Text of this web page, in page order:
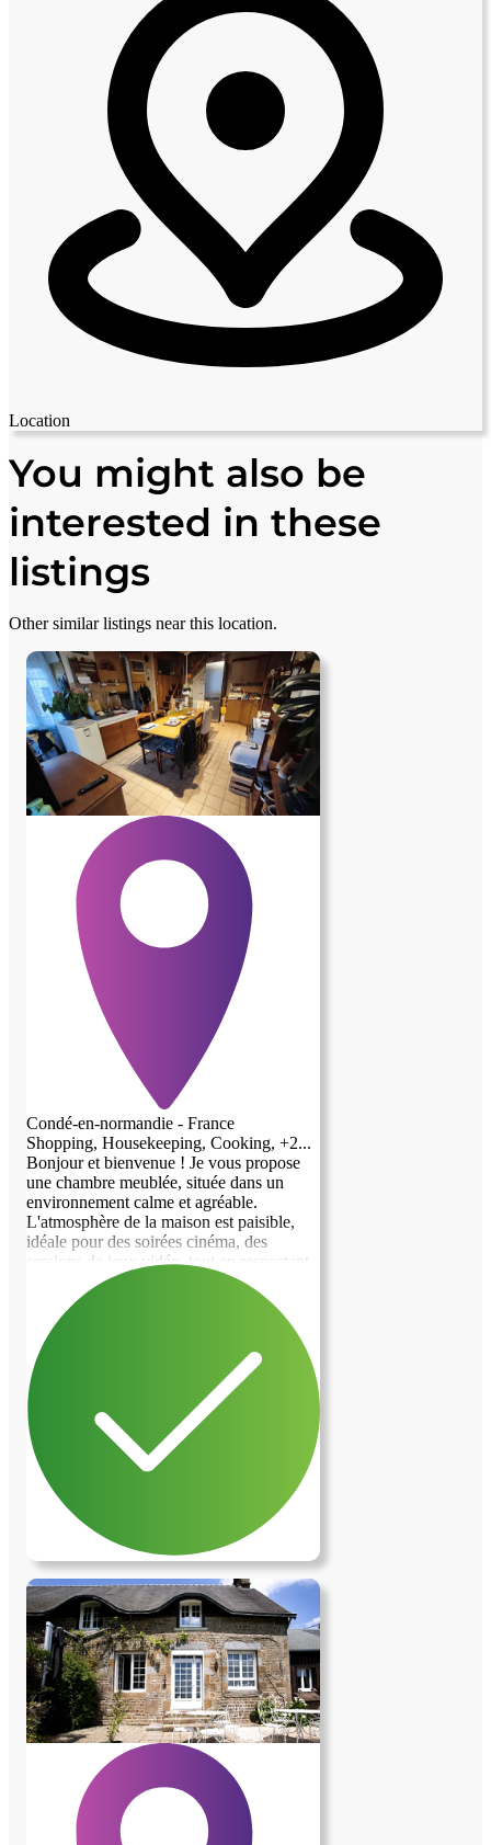
Location
+
−
You might also be
interested in these
listings
Other similar listings near this location.
Condé-en-normandie - France
Shopping, Housekeeping, Cooking, +2...
Bonjour et bienvenue ! Je vous propose
une chambre meublée, située dans un
environnement calme et agréable.
L'atmosphère de la maison est paisible,
idéale pour des soirées cinéma, des
sessions de jeux vidéo, tout en respectant
le rythme de chacun. Un petit chat ainsi
qu'un chien partage également cet espace,
donc c'est parfait si vous êtes amateur
d'animaux ! Ce que je propose : - Une
chambre confortable, équipée d'un lit
double et de rangements. - Accès aux
espaces communs, comprenant la cuisine,
le salon et la salle de bain. - Un cadre
simple, discret et convivial. - La maison
est vieille donc si vous recherchez
quelques choses de récent, neuf, passez
l'annonce Modalités : Je privilégie un
fonctionnement basé sur la solidarité et
l'entraide, plutôt qu'un loyer classique. -
Participation : entre 150€ et 200€ par
mois, dépends des dépenses* (charges
incluses : eau, électricité, internet, etc.) -
Entraide attendue : une petite aide au
quotidien, comme des courses, du
ménage, ou simplement être présent pour
des petits services selon les besoins.
Profils recherchés : Je suis ouvert aux
personnes seules ainsi qu'aux duos ou
couples (préférence pour des profils
féminins pour les duos). Je recherche
quelqu'un de respectueux, propre et facile
à vivre. N'hésitez pas à m'envoyer un
message pour vous présenter, j'ai hâte de
faire votre connaissance !